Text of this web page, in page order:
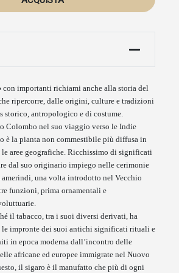
con importanti richiami anche alla storia del
ripercorre, dalle origini, culture e tradizioni
storico, antropologico e di costume.
Colombo nel suo viaggio verso le Indie
è la pianta non commestibile più diffusa in
aree geografiche. Ricchissimo di significati
dal suo originario impiego nelle cerimonie
una volta introdotto nel Vecchio
funzioni, prima ornamentali e
il tabacco, tra i suoi diversi derivati, ha
le impronte dei suoi antichi significati rituali e
in epoca moderna dall’incontro delle
africane ed europee immigrate nel Nuovo
il sigaro è il manufatto che più di ogni